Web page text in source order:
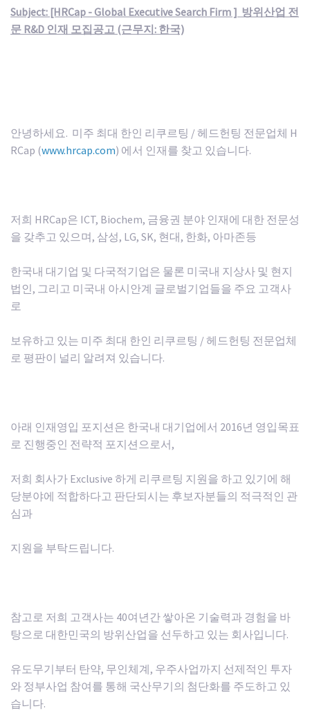
Subject: [HRCap - Global Executive Search Firm ] 방위산업 전
문 R&D 인재 모집공고 (근무지: 한국)
안녕하세요. 미주 최대 한인 리쿠르팅 / 헤드헌팅 전문업체 H
RCap (www.hrcap.com) 에서 인재를 찾고 있습니다.
저희 HRCap은 ICT, Biochem, 금융권 분야 인재에 대한 전문성
을 갖추고 있으며, 삼성, LG, SK, 현대, 한화, 아마존등
한국내 대기업 및 다국적기업은 물론 미국내 지상사 및 현지
법인, 그리고 미국내 아시안계 글로벌기업들을 주요 고객사
로
보유하고 있는 미주 최대 한인 리쿠르팅 / 헤드헌팅 전문업체
로 평판이 널리 알려져 있습니다.
아래 인재영입 포지션은 한국내 대기업에서 2016년 영입목표
로 진행중인 전략적 포지션으로서,
저희 회사가 Exclusive 하게 리쿠르팅 지원을 하고 있기에 해
당분야에 적합하다고 판단되시는 후보자분들의 적극적인 관
심과
지원을 부탁드립니다.
참고로 저희 고객사는 40여년간 쌓아온 기술력과 경험을 바
탕으로 대한민국의 방위산업을 선두하고 있는 회사입니다.
유도무기부터 탄약, 무인체계, 우주사업까지 선제적인 투자
와 정부사업 참여를 통해 국산무기의 첨단화를 주도하고 있
습니다.